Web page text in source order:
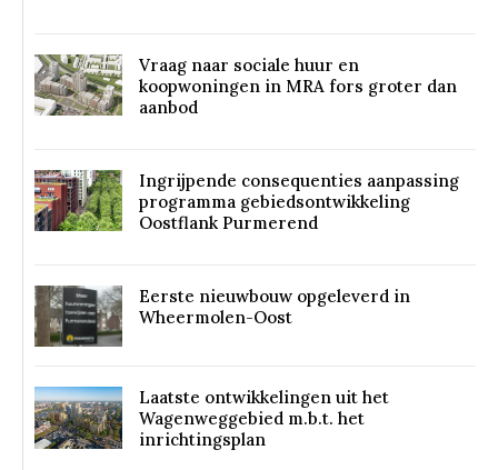
Vraag naar sociale huur en
koopwoningen in MRA fors groter dan
aanbod
Ingrijpende consequenties aanpassing
programma gebiedsontwikkeling
Oostflank Purmerend
Eerste nieuwbouw opgeleverd in
Wheermolen-Oost
Laatste ontwikkelingen uit het
Wagenweggebied m.b.t. het
inrichtingsplan